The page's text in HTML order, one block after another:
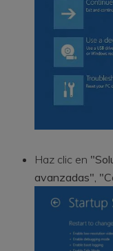
Haz clic en
avanzadas",